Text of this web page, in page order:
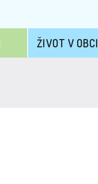
ŽIVOT V OBCI